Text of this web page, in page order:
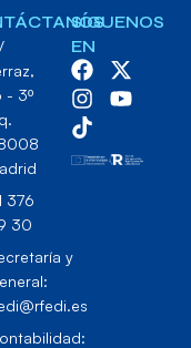
- 3º
376
30
y
SÍGUENOS
EN